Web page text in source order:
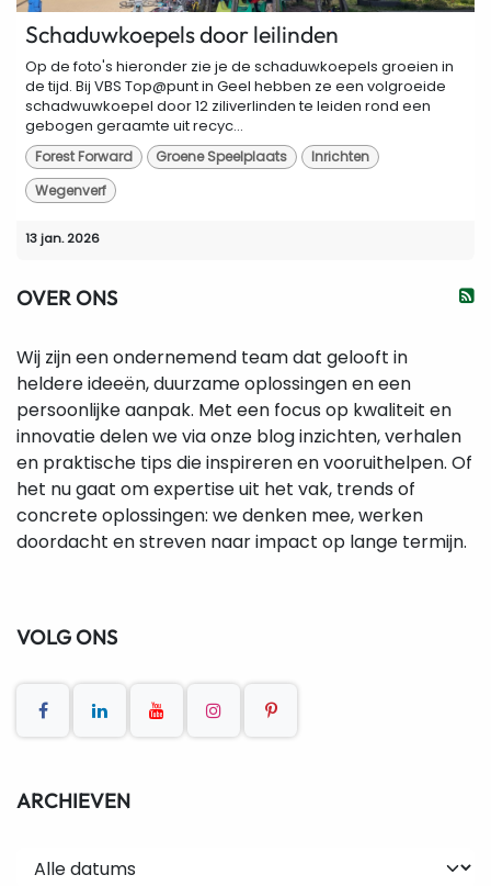
Schaduwkoepels door leilinden
Op de foto's hieronder zie je de schaduwkoepels groeien in
de tijd. Bij VBS Top@punt in Geel hebben ze een volgroeide
schadwuwkoepel door 12 ziliverlinden te leiden rond een
gebogen geraamte uit recyc...
Forest Forward Groene Speelplaats
Inrichten
Wegenverf
13 jan. 2026
OVER ONS
Wij zijn een ondernemend team dat gelooft in
heldere ideeën, duurzame oplossingen en een
persoonlijke aanpak. Met een focus op kwaliteit en
innovatie delen we via onze blog inzichten, verhalen
en praktische tips die inspireren en vooruithelpen. Of
het nu gaat om expertise uit het vak, trends of
concrete oplossingen: we denken mee, werken
doordacht en streven naar impact op lange termijn.
VOLG ONS
ARCHIEVEN